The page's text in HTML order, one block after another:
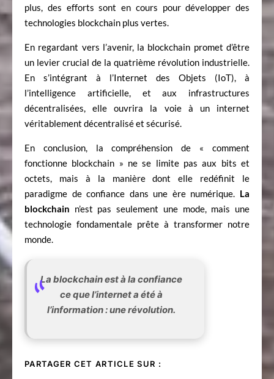
plus, des efforts sont en cours pour développer des
technologies blockchain plus vertes.
En regardant vers l’avenir, la blockchain promet d’être
un levier crucial de la quatrième révolution industrielle.
En s’intégrant à l’Internet des Objets (IoT), à
l’intelligence artificielle, et aux infrastructures
décentralisées, elle ouvrira la voie à un internet
véritablement décentralisé et sécurisé.
En conclusion, la compréhension de « comment
fonctionne blockchain » ne se limite pas aux bits et
octets, mais à la manière dont elle redéfinit le
paradigme de confiance dans une ère numérique. La
blockchain n’est pas seulement une mode, mais une
technologie fondamentale prête à transformer notre
monde.
La blockchain est à la confiance
ce que l’internet a été à
l’information : une révolution.
PARTAGER CET ARTICLE SUR :